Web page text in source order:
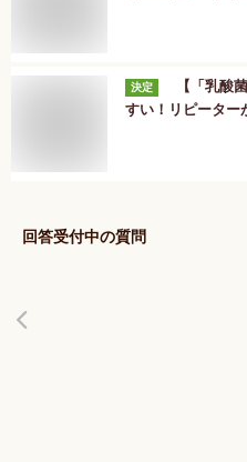
決定
【「乳酸
すい！リピーター
回答受付中の質問